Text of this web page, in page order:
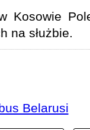
Kosowie
na służbie.
Belarusi